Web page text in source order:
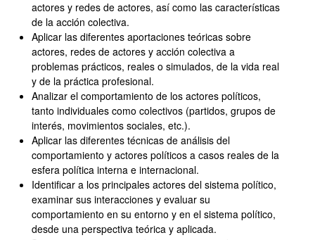
actores y redes de actores, así como las características
de la acción colectiva.
Aplicar las diferentes aportaciones teóricas sobre
actores, redes de actores y acción colectiva a
problemas prácticos, reales o simulados, de la vida real
y de la práctica profesional.
Analizar el comportamiento de los actores políticos,
tanto individuales como colectivos (partidos, grupos de
interés, movimientos sociales, etc.).
Aplicar las diferentes técnicas de análisis del
comportamiento y actores políticos a casos reales de la
esfera política interna e internacional.
Identificar a los principales actores del sistema político,
examinar sus interacciones y evaluar su
comportamiento en su entorno y en el sistema político,
desde una perspectiva teórica y aplicada.